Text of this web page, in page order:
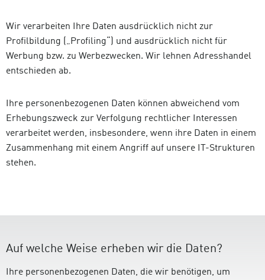
Wir verarbeiten Ihre Daten ausdrücklich nicht zur
Profilbildung („Profiling“) und ausdrücklich nicht für
Werbung bzw. zu Werbezwecken. Wir lehnen Adresshandel
entschieden ab.
Ihre personenbezogenen Daten können abweichend vom
Erhebungszweck zur Verfolgung rechtlicher Interessen
verarbeitet werden, insbesondere, wenn ihre Daten in einem
Zusammenhang mit einem Angriff auf unsere IT-Strukturen
stehen.
Auf welche Weise erheben wir die Daten?
Ihre personenbezogenen Daten, die wir benötigen, um